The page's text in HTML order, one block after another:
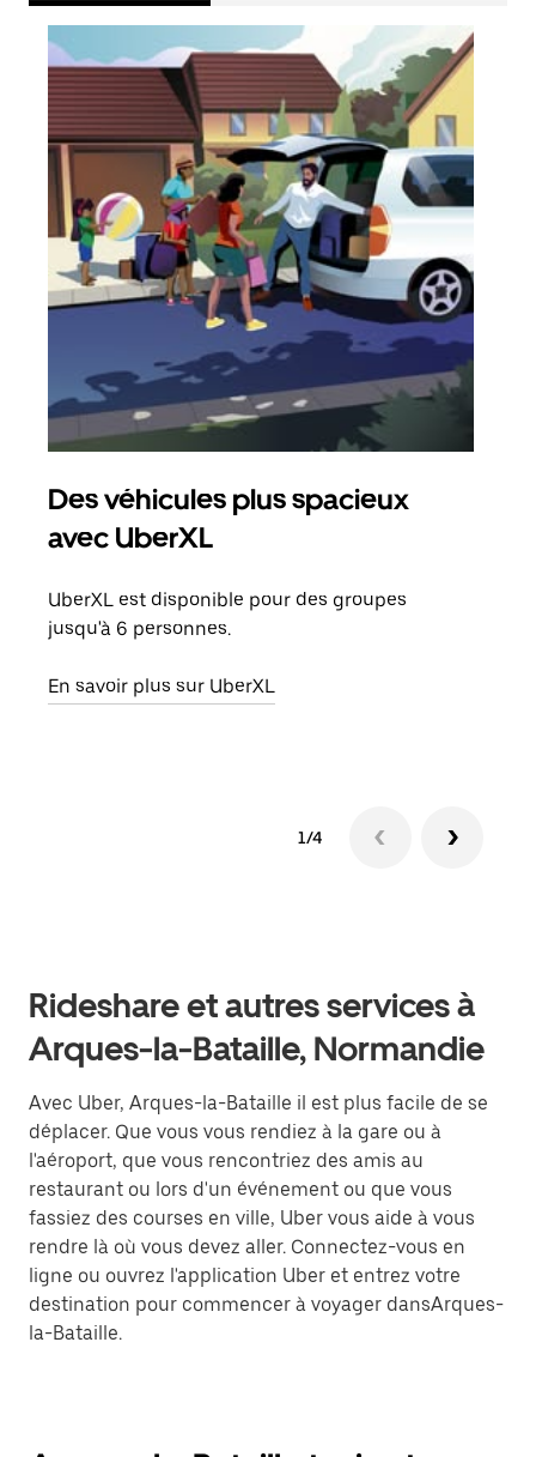
Des véhicules plus spacieux
avec UberXL
UberXL est disponible pour des groupes
jusqu'à 6 personnes.
En savoir plus sur UberXL
1/4
Rideshare et autres services à
Arques-la-Bataille, Normandie
Avec Uber, Arques-la-Bataille il est plus facile de se
déplacer. Que vous vous rendiez à la gare ou à
l'aéroport, que vous rencontriez des amis au
restaurant ou lors d'un événement ou que vous
fassiez des courses en ville, Uber vous aide à vous
rendre là où vous devez aller. Connectez-vous en
ligne ou ouvrez l'application Uber et entrez votre
destination pour commencer à voyager dansArques-
la-Bataille.